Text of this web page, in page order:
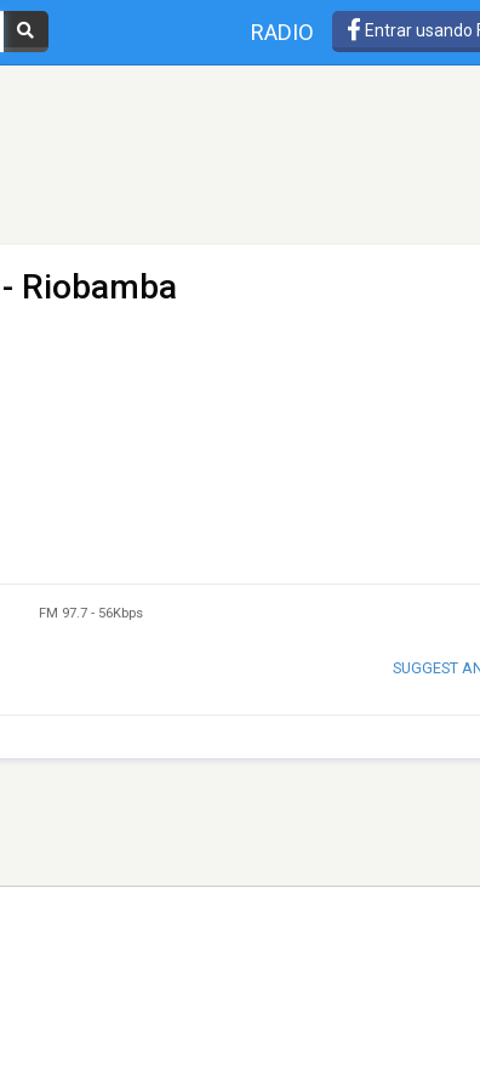
RADIO Entrar usando
Riobamba
FM 97.7 - 56Kbps
SUGGEST